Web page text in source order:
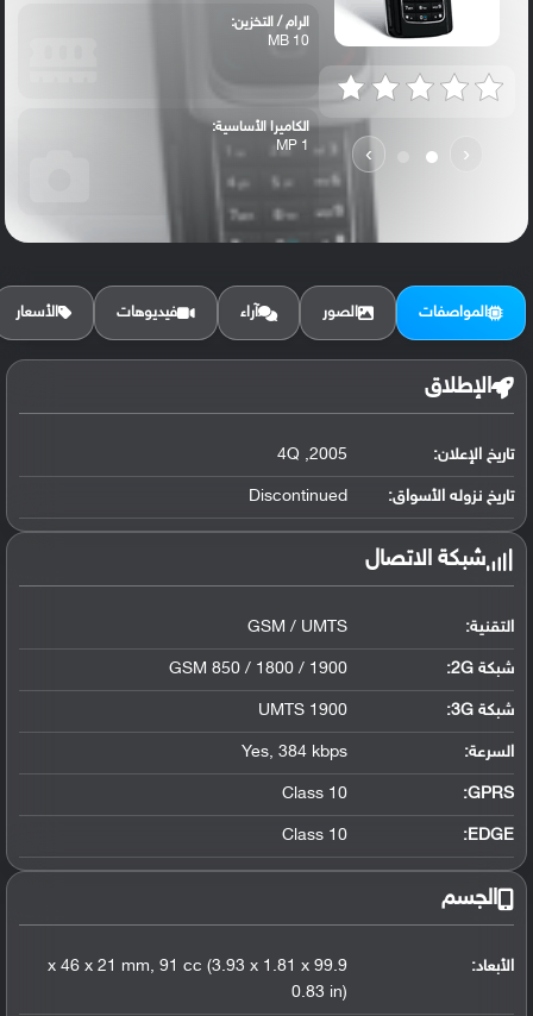
‹
›
الرام / التخزين:
10 MB
الكاميرا الأساسية:
1 MP
المواصفات الصور آراء فيديوهات الأسعار
الإطلاق
تاريخ الإعلان: 2005, 4Q
تاريخ نزوله الأسواق: Discontinued
شبكة الاتصال
التقنية: GSM / UMTS
شبكة 2G: GSM 850 / 1800 / 1900
شبكة 3G :
UMTS 1900
السرعة: Yes, 384 kbps
GPRS:
Class 10
EDGE:
Class 10
الجسم
الأبعاد:
99.9 x 46 x 21 mm, 91 cc (3.93 x 1.81 x
0.83 in)